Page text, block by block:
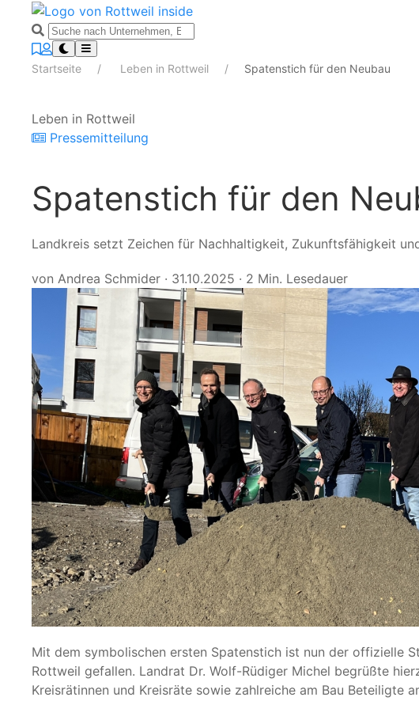
Startseite Leben in Rottweil Spatenstich für den Neubau
Leben in Rottweil
Pressemitteilung
Spatenstich für den
Landkreis setzt Zeichen für Nachhaltigkeit, Zukunftsfähigkeit
von Andrea Schmider · 31.10.2025 · 2 Min. Lesedauer
Mit dem symbolischen ersten Spatenstich ist nun der offizielle
Rottweil gefallen. Landrat Dr. Wolf-Rüdiger Michel begrüßte
Kreisrätinnen und Kreisräte sowie zahlreiche am Bau Beteiligte